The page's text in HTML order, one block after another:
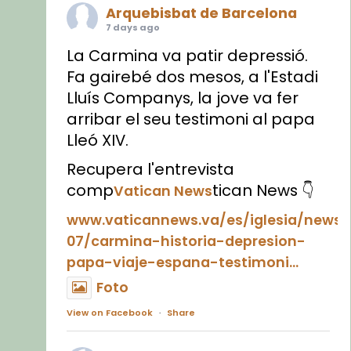
Arquebisbat de Barcelona
7 days ago
La Carmina va patir depressió.
Fa gairebé dos mesos, a l'Estadi
Lluís Companys, la jove va fer
arribar el seu testimoni al papa
Lleó XIV.
Recupera l'entrevista
compVatican Newstican News 👇
www.vaticannews.va/es/iglesia/news/
07/carmina-historia-depresion-
papa-viaje-espana-testimoni...
Foto
View on Facebook · Share